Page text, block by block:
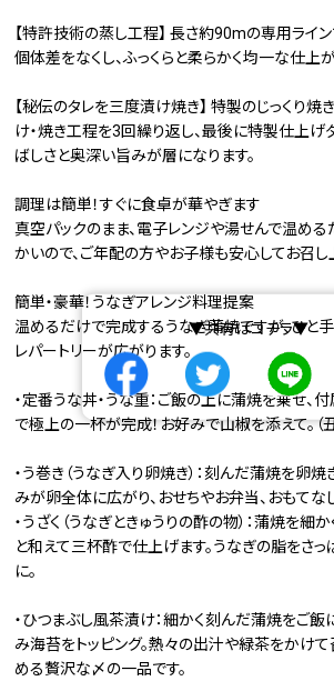
▼共有はコチラ▼
【特許技術の蒸し工程】 長さ約90mの専用ライン
個体差をなくし、ふっくらと柔らかく均一な仕上
【秘伝のタレを三度漬け焼き】 特製のじっくり焼
け・焼き工程を3回繰り返し、最後に特製仕上げ
ばしさと奥深い旨みが層になります。
調理は簡単！すぐに食卓が華やぎます
真空パックのまま、電子レンジや湯せんで温める
かいので、ご年配の方やお子様も安心してお召し
簡単・豪華！うなぎアレンジ料理提案
温めるだけで完成するうなぎ蒲焼ですが、ひと手
レパートリーが広がります。
・定番うな丼・うな重：ご飯の上に蒲焼を乗せ、
で極上の一杯が完成！お好みで山椒を添えて。（丑
・う巻き（うなぎ入り卵焼き）：刻んだ蒲焼を卵
みが卵全体に広がり、おせちやお弁当、おもてな
・うざく（うなぎときゅうりの酢の物）：蒲焼を細
と和えて三杯酢で仕上げます。うなぎの脂をさっ
に。
・ひつまぶし風茶漬け：細かく刻んだ蒲焼をご飯に
み海苔をトッピング。熱々の出汁や緑茶をかけ
める贅沢な〆の一品です。